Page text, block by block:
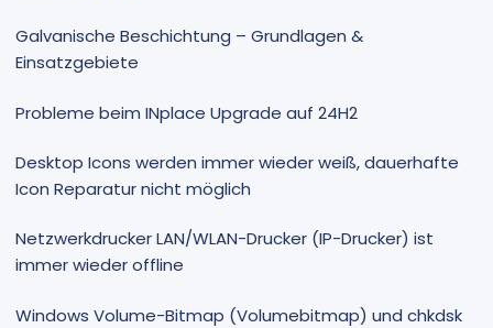
Galvanische Beschichtung – Grundlagen &
Einsatzgebiete
Probleme beim INplace Upgrade auf 24H2
Desktop Icons werden immer wieder weiß, dauerhafte
Icon Reparatur nicht möglich
Netzwerkdrucker LAN/WLAN-Drucker (IP-Drucker) ist
immer wieder offline
Windows Volume-Bitmap (Volumebitmap) und chkdsk